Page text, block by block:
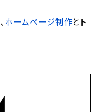
、ホームページ制作とト